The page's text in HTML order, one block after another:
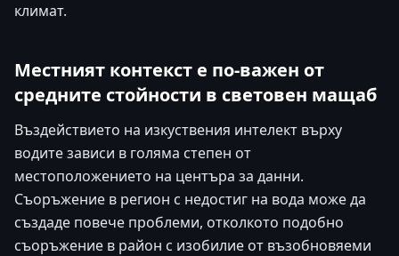
климат.
Местният контекст е по-важен от
средните стойности в световен мащаб
Въздействието на изкуствения интелект върху
водите зависи в голяма степен от
местоположението на центъра за данни.
Съоръжение в регион с недостиг на вода може да
създаде повече проблеми, отколкото подобно
съоръжение в район с изобилие от възобновяеми